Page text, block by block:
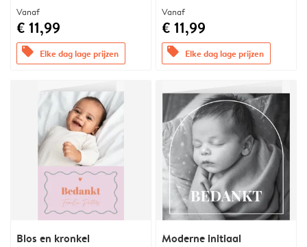
Vanaf
€ 11,99
offers Elke dag lage prijzen
Vanaf
€ 11,99
offers Elke dag lage prijzen
Blos en kronkel Moderne initiaal